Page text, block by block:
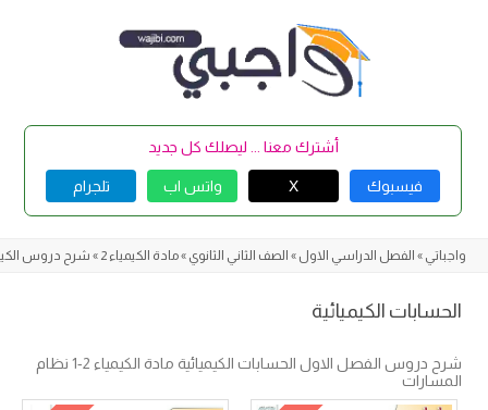
أشترك معنا ... ليصلك كل جديد
فيسبوك X واتس اب تلجرام
واجباتي » الفصل الدراسي الاول » الصف الثاني الثانوي »مادة الكيمياء 2 » شرح دروس
الحسابات الكيميائية
شرح دروس الفصل الاول الحسابات الكيميائية مادة الكيمياء 2-1 نظام
المسارات